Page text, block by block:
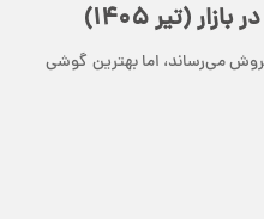
(تیر ۱۴۰۵)
می‌رساند، اما بهترین گوشی